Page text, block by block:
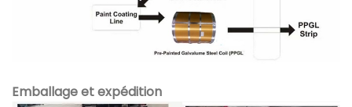
Emballage et expédition